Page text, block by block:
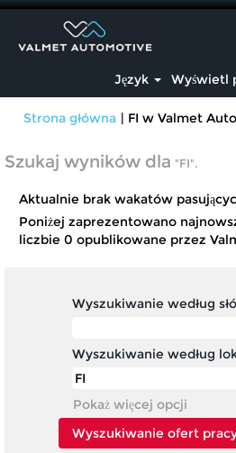
Język Wyświetl
Strona główna | FI w Valmet
Szukaj wyników dla "FI".
Aktualnie brak wakatów
Poniżej zaprezentowano
liczbie 0 opublikowane przez
Wyszukiwanie według
Wyszukiwanie według
Pokaż więcej opcji